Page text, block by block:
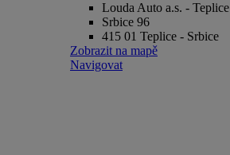
Louda Auto a.s. - Teplice
Srbice 96
415 01 Teplice - Srbice
Zobrazit na mapě
Navigovat